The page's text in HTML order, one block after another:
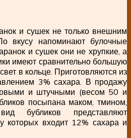
и сушек не только внешним
вкусу напоминают булочные
и сушек они не хрупкие, а
имеют сравнительно большую
в кольце. Приготовляются из
3% сахара. В продажу
и штучными (весом 50 и
посыпана маком, тмином,
бубликов представляют
которых входит 12% сахара и